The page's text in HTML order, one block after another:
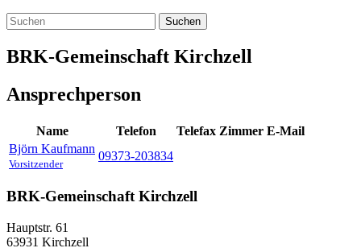
Suchen
BRK-Gemeinschaft Kirchzell
Ansprechperson
Name Telefon Telefax Zimmer E-Mail
Björn Kaufmann
Vorsitzender
09373-203834
BRK-Gemeinschaft Kirchzell
Hauptstr. 61
63931 Kirchzell